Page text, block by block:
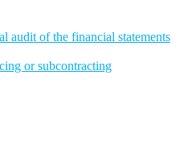
audit of the financial statements
or subcontracting